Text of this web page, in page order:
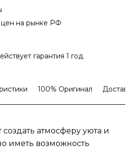
на рынке РФ
гарантия 1 год
100% Оригинал
создать атмосферу уюта и
иметь возможность